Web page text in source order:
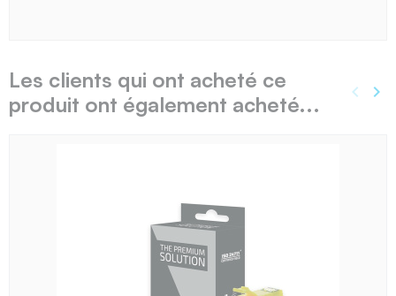
Les clients qui ont acheté ce
produit ont également acheté...
keyboard_arrow_left keyboard_arrow_right